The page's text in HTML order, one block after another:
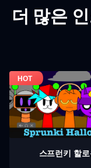
더 많은
스프런키 할